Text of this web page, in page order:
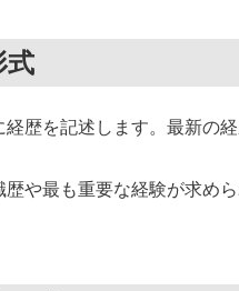
式
経歴を記述します。最新の
歴や最も重要な経験が求め